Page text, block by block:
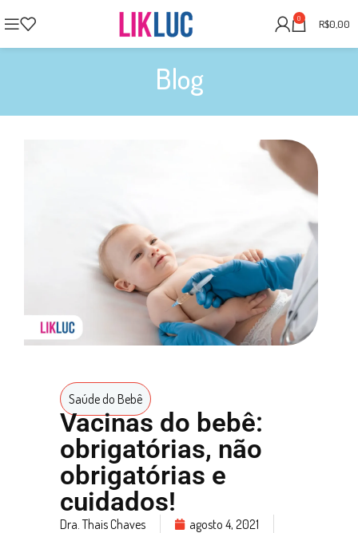
0 R$0,00
Blog
Saúde do Bebê
Vacinas do bebê:
obrigatórias, não
obrigatórias e
cuidados!
Dra. Thais Chaves
agosto 4, 2021